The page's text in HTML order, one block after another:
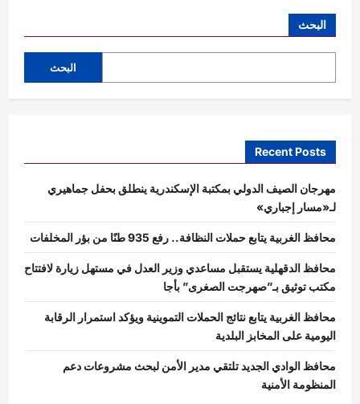
البحث
البحث
Recent Posts
مهرجان الصيف الدولي بمكتبة الإسكندرية ينطلق بحفل جماهيري
لـ«مسار إجباري»
محافظ الغربية يتابع حملات النظافة.. رفع 935 طنًا من بؤر المخلفات
محافظ الدقهلية يستقبل مساعدي وزير العدل في مستهل زيارة لافتتاح
مكتب توثيق بـ”صهرجت الصغرى” بأجا
محافظ الغربية يتابع نتائج الحملات التموينية ويؤكد استمرار الرقابة
اليومية على المخابز البلدية
محافظ الوادي الجديد تلتقي مدير الأمن لبحث مشروعات دعم
المنظومة الأمنية